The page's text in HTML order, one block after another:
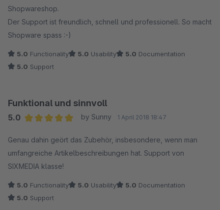
Shopwareshop.
Der Support ist freundlich, schnell und professionell. So macht
Shopware spass :-)
5.0 Functionality 5.0 Usability 5.0 Documentation
5.0 Support
Funktional und sinnvoll
5.0
by Sunny 1 April 2018 18:47
Genau dahin geört das Zubehör, insbesondere, wenn man
umfangreiche Artikelbeschreibungen hat. Support von
SIXMEDIA klasse!
5.0 Functionality 5.0 Usability 5.0 Documentation
5.0 Support